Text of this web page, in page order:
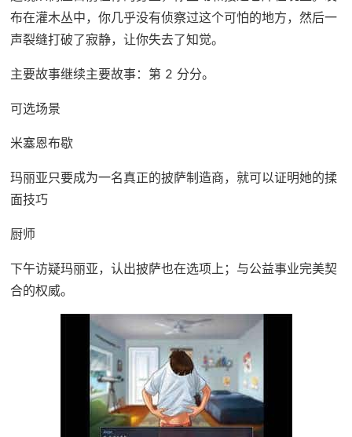
布在灌木丛中，你几乎没有侦察过这个可怕的地方，然后一
声裂缝打破了寂静，让你失去了知觉。
主要故事继续主要故事：第 2 分分。
可选场景
米塞恩布歇
玛丽亚只要成为一名真正的披萨制造商，就可以证明她的揉
面技巧
厨师
下午访疑玛丽亚，认出披萨也在选项上；与公益事业完美契
合的权威。